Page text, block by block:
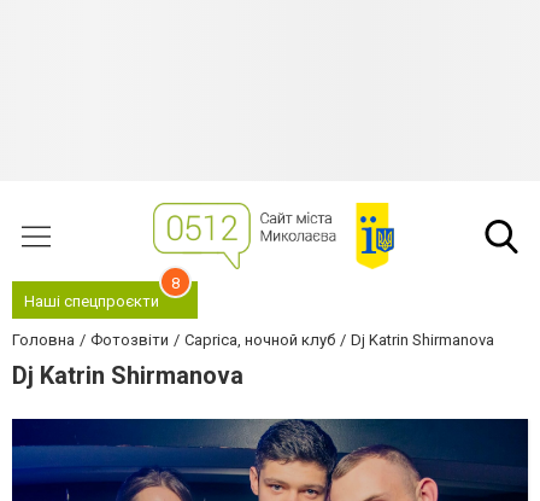
Наші спецпроєкти
8
Головна Фотозвіти Caprica, ночной клуб Dj Katrin Shirmanova
Dj Katrin Shirmanova